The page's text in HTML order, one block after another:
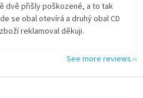
dvě přišly poškozené, a to tak
se obal otevírá a druhý obal CD
reklamoval děkuji.
See more reviews